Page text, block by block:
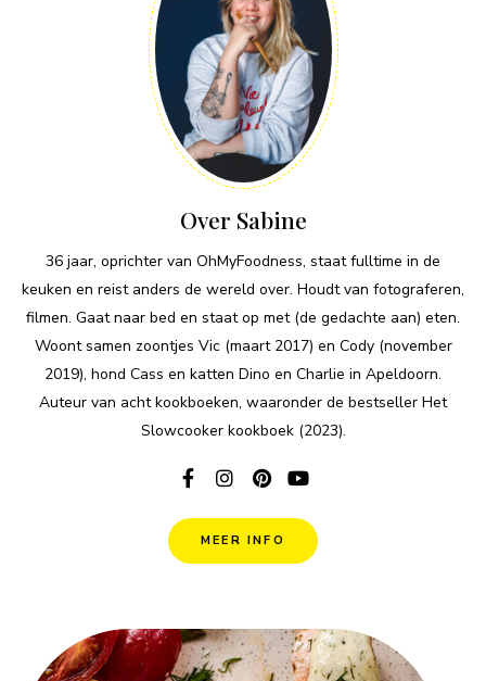
Over Sabine
36 jaar, oprichter van OhMyFoodness, staat fulltime in de
keuken en reist anders de wereld over. Houdt van fotograferen,
filmen. Gaat naar bed en staat op met (de gedachte aan) eten.
Woont samen zoontjes Vic (maart 2017) en Cody (november
2019), hond Cass en katten Dino en Charlie in Apeldoorn.
Auteur van acht kookboeken, waaronder de bestseller Het
Slowcooker kookboek (2023).
MEER INFO